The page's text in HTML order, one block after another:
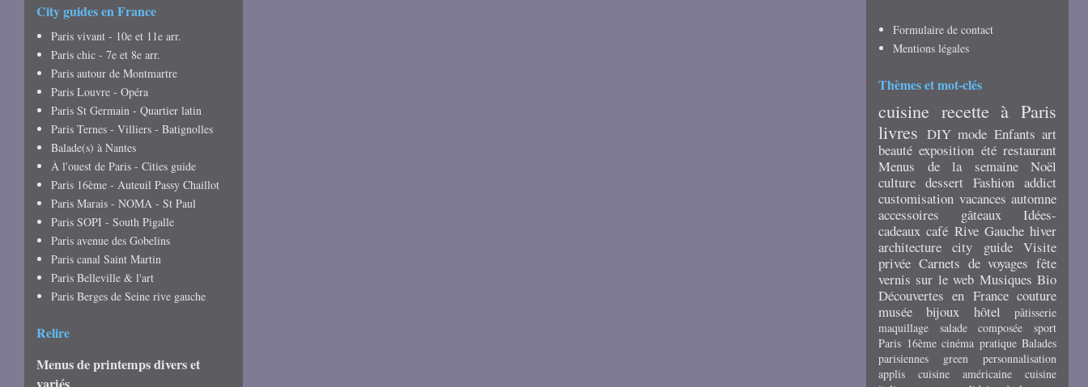
City guides en France
Paris vivant - 10e et 11e arr.
Paris chic - 7e et 8e arr.
Paris autour de Montmartre
Paris Louvre - Opéra
Paris St Germain - Quartier latin
Paris Ternes - Villiers - Batignolles
Balade(s) à Nantes
À l'ouest de Paris - Cities guide
Paris 16ème - Auteuil Passy Chaillot
Paris Marais - NOMA - St Paul
Paris SOPI - South Pigalle
Paris avenue des Gobelins
Paris canal Saint Martin
Paris Belleville & l'art
Paris Berges de Seine rive gauche
Relire
Menus de printemps divers et
Formulaire de contact
Mentions légales
Thèmes et mot-clés
cuisine recette à Paris
livres DIY mode Enfants art
beauté exposition été restaurant
Menus de la semaine
Noël
culture dessert Fashion addict
customisation vacances automne
accessoires
gâteaux
Idées-
cadeaux café Rive Gauche hiver
architecture city guide Visite
privée Carnets de voyages fête
vernis sur le web Musiques Bio
Découvertes en France couture
musée
bijoux hôtel
pâtisserie
maquillage
salade composée
sport
Paris 16ème cinéma pratique Balades
parisiennes
green
personnalisation
applis
cuisine américaine
cuisine